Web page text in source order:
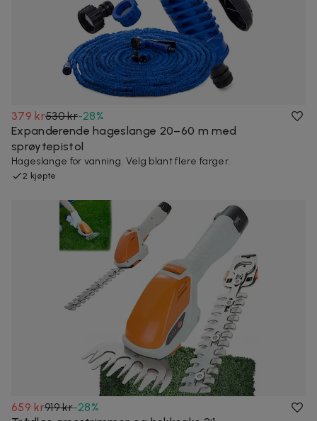
379 kr530 kr-28%
Expanderende hageslange 20–60 m med
sprøytepistol
Hageslange for vanning. Velg blant flere farger.
2 kjøpte
659 kr919 kr-28%